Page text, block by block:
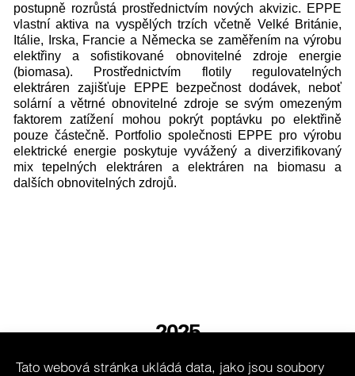
Tato webová stránka ukládá data, jako jsou soubory
postupně rozrůstá prostřednictvím nových akvizic. EPPE
vlastní aktiva na vyspělých trzích včetně Velké Británie,
Itálie, Irska, Francie a Německa se zaměřením na výrobu
elektřiny a sofistikované obnovitelné zdroje energie
(biomasa). Prostřednictvím flotily regulovatelných
elektráren zajišťuje EPPE bezpečnost dodávek, neboť
solární a větrné obnovitelné zdroje se svým omezeným
faktorem zatížení mohou pokrýt poptávku po elektřině
pouze částečně. Portfolio společnosti EPPE pro výrobu
elektrické energie poskytuje vyvážený a diverzifikovaný
mix tepelných elektráren a elektráren na biomasu a
dalších obnovitelných zdrojů.
2025